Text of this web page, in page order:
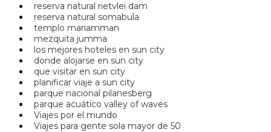
reserva natural rietvlei dam
reserva natural somabula
templo mariamman
mezquita jumma
los mejores hoteles en sun city
donde alojarse en sun city
que visitar en sun city
planificar viaje a sun city
parque nacional pilanesberg
parque acuático valley of waves
Viajes por el mundo
Viajes para gente sola mayor de 50